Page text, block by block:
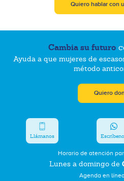
Quiero hablar con
Cambia su futuro
Ayuda a que mujeres de
método
Quiero
Horario de atención
Lunes a domingo de
Agenda en
Llámanos